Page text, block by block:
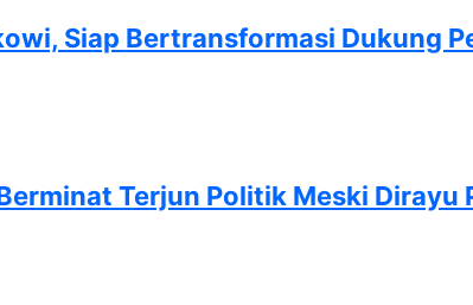
Siap Bertransformasi Dukung
Terjun Politik Meski Dirayu